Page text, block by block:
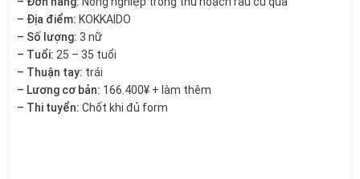
– Địa điểm: KOKKAIDO
– Số lượng: 3 nữ
– Tuổi: 25 – 35 tuổi
– Thuận tay: trái
– Lương cơ bản: 166.400¥ + làm thêm
– Thi tuyển: Chốt khi đủ form